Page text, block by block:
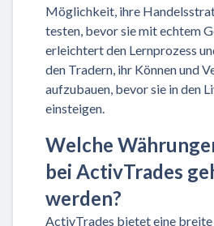
Möglichkeit, ihre
testen, bevor sie mit echtem
erleichtert den Lernprozess
den Tradern, ihr Können und
aufzubauen, bevor sie in den
einsteigen.
Welche
bei ActivTrades
werden?
ActivTrades bietet eine breite